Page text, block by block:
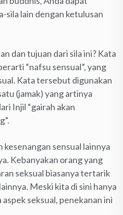
sila lain dengan ketulusan
dan tujuan dari sila ini? Kata
“nafsu sensual”, yang
Kata tersebut digunakan
(jamak) yang artinya
Injil “gairah akan
kesenangan sensual lainnya
Kebanyakan orang yang
seksual biasanya tertarik
Meski kita di sini hanya
seksual, penekanan ini